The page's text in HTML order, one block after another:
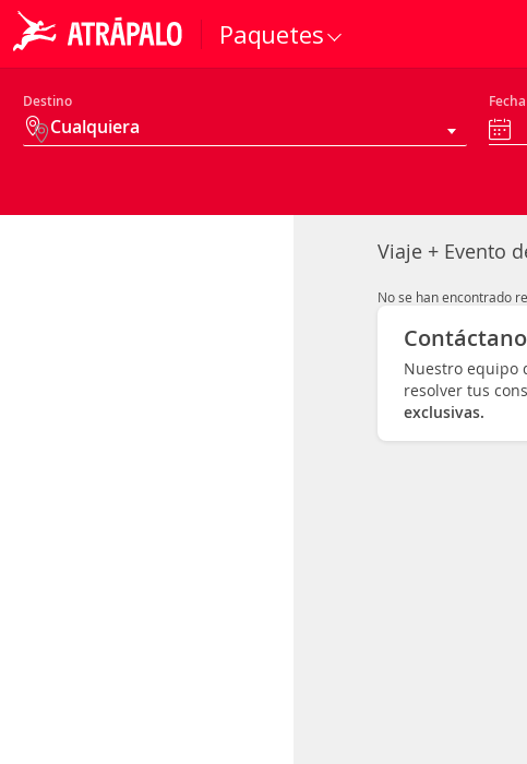
Paquetes
Destino
Cualquiera
Viaje + Evento
No se han encontrado
Nuestro equipo
resolver tus
exclusivas.